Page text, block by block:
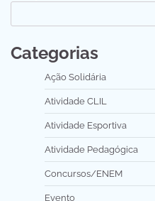
Categorias
Ação Solidária
Atividade CLIL
Atividade Esportiva
Atividade Pedagógica
Concursos/ENEM
Evento